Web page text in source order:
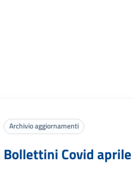
Archivio aggiornamenti
Bollettini Covid